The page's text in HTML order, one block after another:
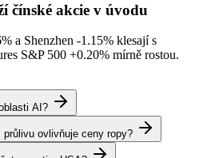
čínské akcie v úvodu
a Shenzhen -1.15% klesají s
S&P 500 +0.20% mírně rostou.
AI?
ovlivňuje ceny ropy?